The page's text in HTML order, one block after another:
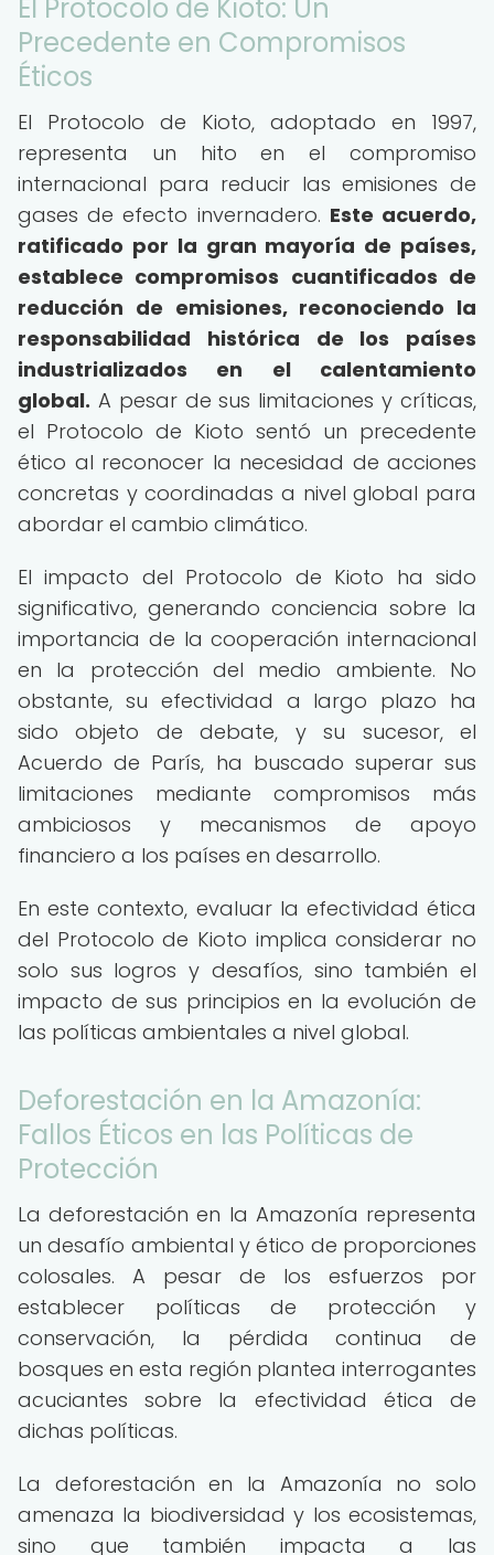
El Protocolo de Kioto: Un
Precedente en Compromisos
Éticos
El Protocolo de Kioto, adoptado en 1997,
representa un hito en el compromiso
internacional para reducir las emisiones de
gases de efecto invernadero. Este acuerdo,
ratificado por la gran mayoría de países,
establece compromisos cuantificados de
reducción de emisiones, reconociendo la
responsabilidad histórica de los países
industrializados en el calentamiento
global. A pesar de sus limitaciones y críticas,
el Protocolo de Kioto sentó un precedente
ético al reconocer la necesidad de acciones
concretas y coordinadas a nivel global para
abordar el cambio climático.
El impacto del Protocolo de Kioto ha sido
significativo, generando conciencia sobre la
importancia de la cooperación internacional
en la protección del medio ambiente. No
obstante, su efectividad a largo plazo ha
sido objeto de debate, y su sucesor, el
Acuerdo de París, ha buscado superar sus
limitaciones mediante compromisos más
ambiciosos y mecanismos de apoyo
financiero a los países en desarrollo.
En este contexto, evaluar la efectividad ética
del Protocolo de Kioto implica considerar no
solo sus logros y desafíos, sino también el
impacto de sus principios en la evolución de
las políticas ambientales a nivel global.
Deforestación en la Amazonía:
Fallos Éticos en las Políticas de
Protección
La deforestación en la Amazonía representa
un desafío ambiental y ético de proporciones
colosales. A pesar de los esfuerzos por
establecer políticas de protección y
conservación, la pérdida continua de
bosques en esta región plantea interrogantes
acuciantes sobre la efectividad ética de
dichas políticas.
La deforestación en la Amazonía no solo
amenaza la biodiversidad y los ecosistemas,
sino que también impacta a las